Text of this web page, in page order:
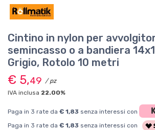
Cintino in nylon per
semincasso o a bandiera
Grigio, Rotolo 10 metri
€ 5,49 / pz
IVA inclusa 22.00%
Paga in 3 rate da € 1,83 senza interessi con
Paga in 3 rate da € 1,83 senza interessi con